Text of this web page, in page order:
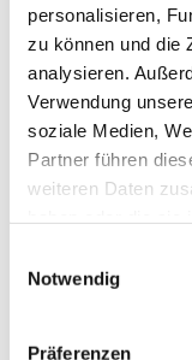
personalisieren,
zu können und die
analysieren.
Verwendung
soziale Medien,
Partner führen
weiteren Daten
Notwendig
Präferenzen